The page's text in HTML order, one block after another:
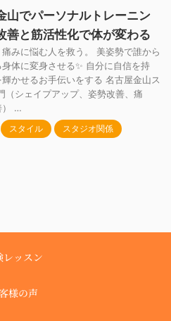
山でパーソナルトレーニン
善と筋活性化で体が変わる
みに悩む人を救う。 美姿勢で誰から
体に変身させる✨ 自分に自信を持
かせるお手伝いをする 名古屋金山ス
（シェイプアップ、姿勢改善、痛
） …
スタイル
スタジオ関係
レッスン
様の声